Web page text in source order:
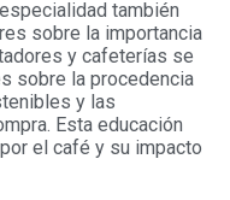
también
sobre la importancia
y cafeterías se
sobre la procedencia
y las
Esta educación
el café y su impacto